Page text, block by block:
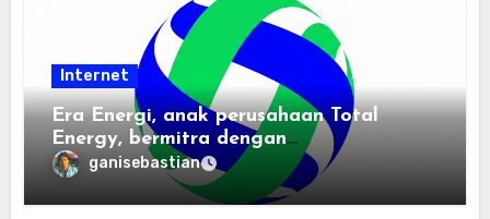
Internet
Era Energi, anak perusahaan Total
Energy, bermitra dengan
Zhuochuangtong untuk mempercepat
transisi energi Indonesia — raksasa
energi global bergabung dengan tim
ganisebastian